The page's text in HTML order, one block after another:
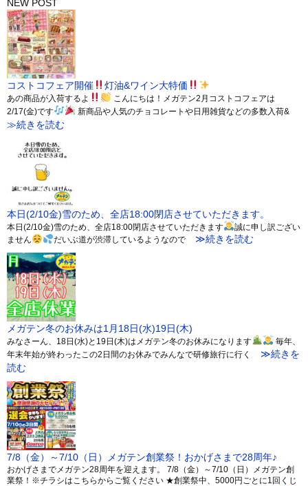
NEW POST
コストコフェア開催 灯油&ワイン大特価
あの商品が入荷するよ
こんにちは！メガテン2月コストコフェアは
2/17(金)です
新商品や人気のチョコレートや日用雑貨などの多数入荷&
≫続きを読む
本日(2/10金)雪のため、全店18:00閉店させていただきます。
本日(2/10金)雪のため、全店18:00閉店させていただきます
誠に申し訳ござい
ません
だいぶ道が渋滞しているようなので≫続きを読む
メガテン冬のお休みは1月18日(水)19日(木)
みなさーん、18日(水)と19日(木)はメガテン冬のお休みになります
毎年、
年末年始が終わったこの2日間のお休みでみんなで研修旅行に行く
≫続きを
読む
7/8（金）～7/10（日）メガテン創業祭！おかげさまで28周年♪
おかげさまでメガテン28周年を迎えます。 7/8（金）～7/10（日）メガテン創
業祭！※チラシはこちらからご覧ください ★創業祭中、5000円ごとに1回くじ